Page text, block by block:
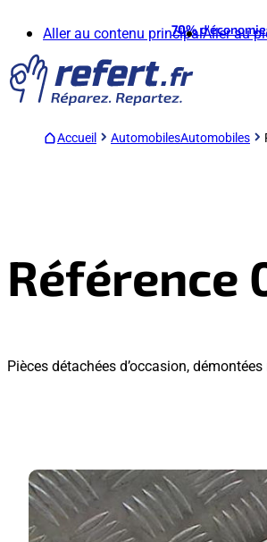
Aller au contenu principalAller au
70%
Accueil AutomobilesAutomobiles
Référence
Pièces détachées d’occasion,